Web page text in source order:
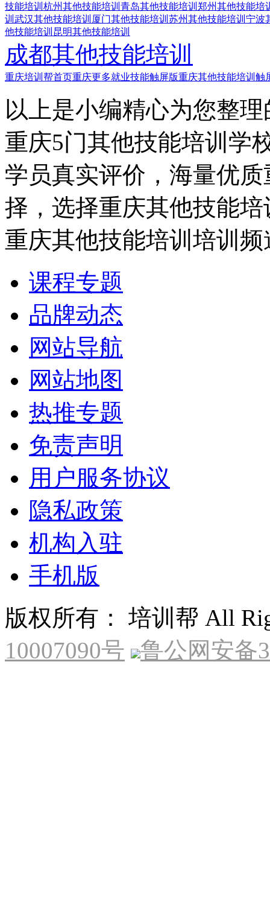
技能培训 杭州其他技能培训 青岛其他技能培训 郑州其他技能培
训 武汉其他技能培训 厦门其他技能培训 苏州其他技能培训 宁波
他技能培训 昆明其他技能培训
成都其他技能培训
重庆培训帮首页重庆更多就业技能触屏版重庆其他技能培训触
以上是小编精心为您整
重庆5门其他技能培训学
学员真实评价，海量优
择，选择重庆其他技能
重庆其他技能培训培训频
课程专题
品牌动态
网站导航
网站地图
热推专题
免责声明
用户服务协议
隐私政策
机构入驻
手机版
版权所有： 培训帮 All
10007090号
鲁公网安备